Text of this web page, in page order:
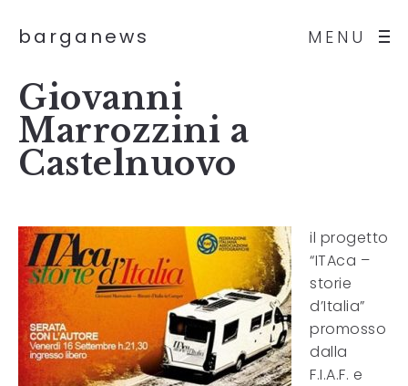
MENU
barganews
Giovanni
Marrozzini a
Castelnuovo
il progetto
“ITAca –
storie
d’Italia”
promosso
dalla
F.I.A.F. e